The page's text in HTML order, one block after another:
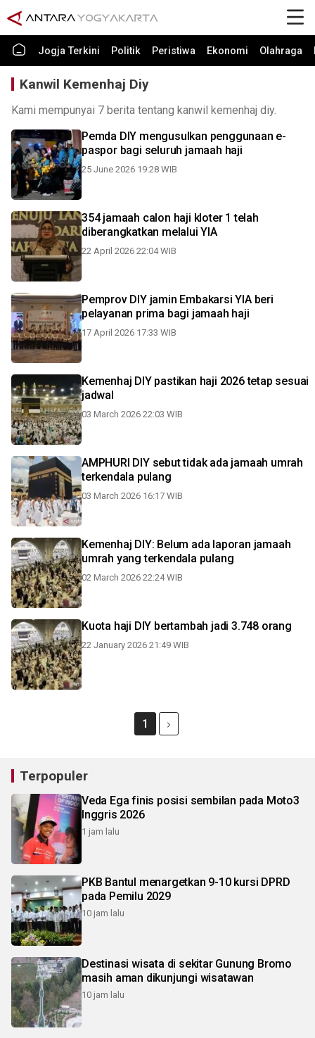
Jogja Terkini Politik Peristiwa Ekonomi Olahraga
Kanwil Kemenhaj Diy
Kami mempunyai 7 berita tentang kanwil kemenhaj diy.
Pemda DIY mengusulkan penggunaan e-
paspor bagi seluruh jamaah haji
25 June 2026 19:28 WIB
354 jamaah calon haji kloter 1 telah
diberangkatkan melalui YIA
22 April 2026 22:04 WIB
Pemprov DIY jamin Embakarsi YIA beri
pelayanan prima bagi jamaah haji
17 April 2026 17:33 WIB
Kemenhaj DIY pastikan haji 2026 tetap sesuai
jadwal
03 March 2026 22:03 WIB
AMPHURI DIY sebut tidak ada jamaah umrah
terkendala pulang
03 March 2026 16:17 WIB
Kemenhaj DIY: Belum ada laporan jamaah
umrah yang terkendala pulang
02 March 2026 22:24 WIB
Kuota haji DIY bertambah jadi 3.748 orang
22 January 2026 21:49 WIB
1
Terpopuler
Veda Ega finis posisi sembilan pada Moto3
Inggris 2026
1 jam lalu
PKB Bantul menargetkan 9-10 kursi DPRD
pada Pemilu 2029
10 jam lalu
Destinasi wisata di sekitar Gunung Bromo
masih aman dikunjungi wisatawan
10 jam lalu